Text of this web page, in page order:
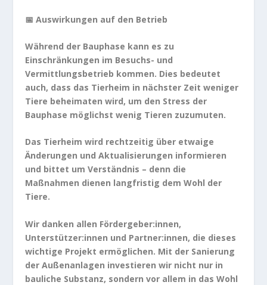
📅 Auswirkungen auf den Betrieb
Während der Bauphase kann es zu
Einschränkungen im Besuchs- und
Vermittlungsbetrieb kommen. Dies bedeutet
auch, dass das Tierheim in nächster Zeit weniger
Tiere beheimaten wird, um den Stress der
Bauphase möglichst wenig Tieren zuzumuten.
Das Tierheim wird rechtzeitig über etwaige
Änderungen und Aktualisierungen informieren
und bittet um Verständnis – denn die
Maßnahmen dienen langfristig dem Wohl der
Tiere.
Wir danken allen Fördergeber:innen,
Unterstützer:innen und Partner:innen, die dieses
wichtige Projekt ermöglichen. Mit der Sanierung
der Außenanlagen investieren wir nicht nur in
bauliche Substanz, sondern vor allem in das Wohl